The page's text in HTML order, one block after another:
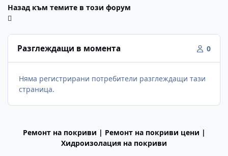
Назад към темите в този форум
Разглеждащи в момента 0
Няма регистрирани потребители разглеждащи тази
страница.
Ремонт на покриви | Ремонт на покриви цени |
Хидроизолация на покриви